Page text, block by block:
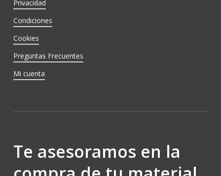
Privacidad
Condiciones
Cookies
Preguntas Frecuentes
Mi cuenta
Te asesoramos en la